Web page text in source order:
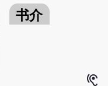
书介
hearing